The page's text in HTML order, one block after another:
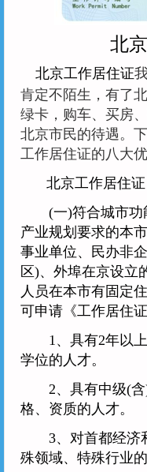
北
北京工作居住证
肯定不陌生，有了
绿卡，购车、买房
北京市民的待遇。
工作居住证的八大
北京工作居住证
(一)符合城市功
产业规划要求的本
事业单位、民办非
区)、外埠在京设立
人员在本市有固定
可申请《工作居住证
1、具有2年以上
学位的人才。
2、具有中级(含)
格、资质的人才。
3、对首都经济
殊领域、特殊行业